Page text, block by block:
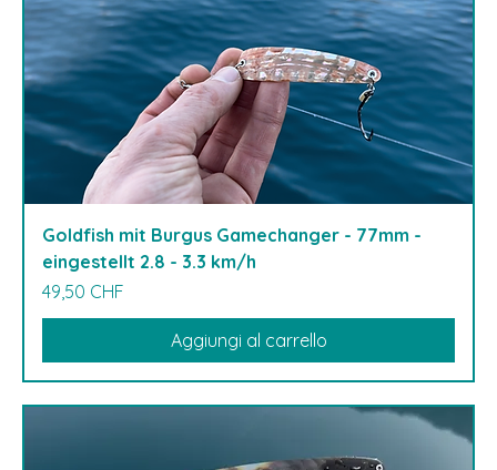
Goldfish mit Burgus Gamechanger - 77mm -
eingestellt 2.8 - 3.3 km/h
Prezzo
49,50 CHF
Aggiungi al carrello